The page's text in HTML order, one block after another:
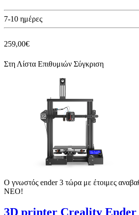
7-10 ημέρες
259,00€
Στη Λίστα Επιθυμιών Σύγκριση
Ο γνωστός ender 3 τώρα με έτοιμες
NEO!
3D printer Creality Ender